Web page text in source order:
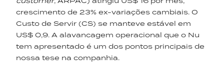
crescimento de 23% ex-variações cambiais. O
Custo de Servir (CS) se manteve estável em
US$ 0,9. A alavancagem operacional que o Nu
tem apresentado é um dos pontos principais de
nossa tese na companhia.